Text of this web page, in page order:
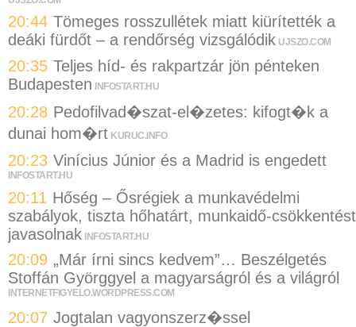
20:44 Tömeges rosszullétek miatt kiürítették a
deáki fürdőt – a rendőrség vizsgálódik UJSZO.COM
20:35 Teljes híd- és rakpartzár jön pénteken
Budapesten INFOSTART.HU
20:28 Pedofilvad�szat-el�zetes: kifogt�k a
dunai hom�rt KURUC.INFO
20:23 Vinícius Júnior és a Madrid is engedett
INFOSTART.HU
20:11 Hőség – Ősrégiek a munkavédelmi
szabályok, tiszta hőhatárt, munkaidő-csökkentést
javasolnak INFOSTART.HU
20:09 „Már írni sincs kedvem”… Beszélgetés
Stoffán Györggyel a magyarságról és a világról
INTERNETFIGYELO.WORDPRESS.COM
20:07 Jogtalan vagyonszerz�ssel